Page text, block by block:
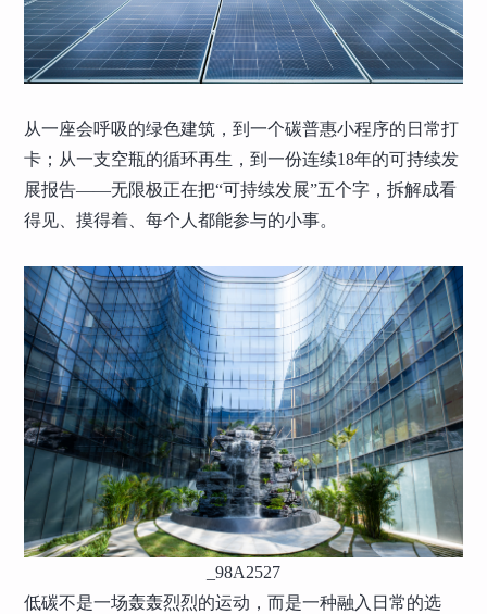
从一座会呼吸的绿色建筑，到一个碳普惠小程序的日常打
卡；从一支空瓶的循环再生，到一份连续18年的可持续发
展报告——无限极正在把“可持续发展”五个字，拆解成看
得见、摸得着、每个人都能参与的小事。
_98A2527
低碳不是一场轰轰烈烈的运动，而是一种融入日常的选